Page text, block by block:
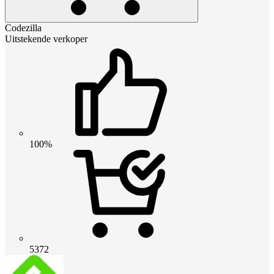
Codezilla
Uitstekende verkoper
100%
5372